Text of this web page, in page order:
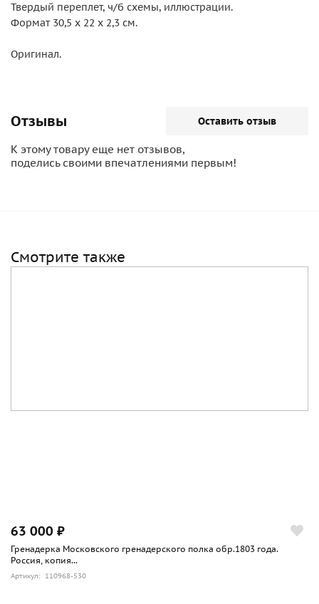
Твердый переплет, ч/б схемы, иллюстрации.
Формат 30,5 х 22 х 2,3 см.
Оригинал.
Отзывы Оставить отзыв
К этому товару еще нет отзывов,
поделись своими впечатлениями первым!
Смотрите также
63 000 ₽
Гренадерка Московского гренадерского полка обр.1803 года.
Россия, копия...
Артикул: 110968-530